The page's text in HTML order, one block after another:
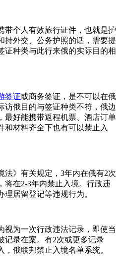
个人有效旅行证件，也就是护
持外交、公务护照的话，需要提
证种类与此行来俄的实际目的相
签证或商务签证，是不可以在俄
访俄目的与签证种类不符，俄边
最好能携带返程机票、酒店订单
和材料齐全下也有可以禁止入
》有关规定，3年内在俄有2次
将在2-3年内禁止入境。行政违
居留登记等违规行为。
为一次行政违法记录，即使当
记录在案。有2次或更多记录
俄联邦禁止入境名单系统。